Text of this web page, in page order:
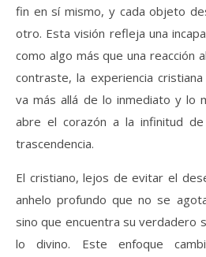
fin en sí mismo, y cada objeto
otro. Esta visión refleja una
como algo más que una reacción
contraste, la experiencia
va más allá de lo inmediato y lo
abre el corazón a la infinitud
trascendencia.
El cristiano, lejos de evitar el
anhelo profundo que no se
sino que encuentra su verdadero
lo divino. Este enfoque